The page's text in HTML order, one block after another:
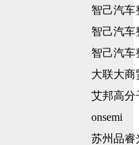
智己汽车
智己汽车
智己汽车
大联大商
艾邦高分
onsemi
苏州品睿